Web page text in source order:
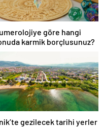
göre hangi
karmik borçlusunuz?
gezilecek tarihi yerler